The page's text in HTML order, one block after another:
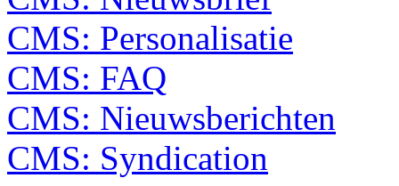
CMS: Personalisatie
CMS: FAQ
CMS: Nieuwsberichten
CMS: Syndication